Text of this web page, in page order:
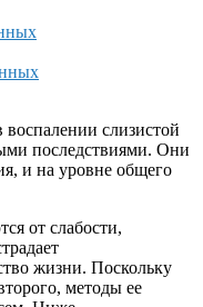
слизистой
последствиями. Они
и на уровне общего
от слабости,
жизни. Поскольку
методы ее